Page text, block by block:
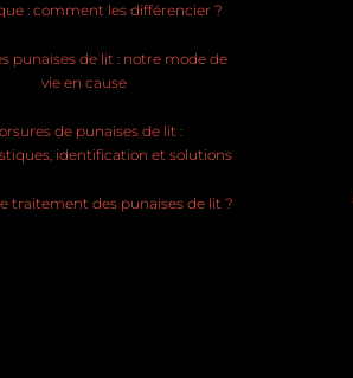
: comment les différencier ?
punaises de lit : notre mode de
vie en cause
de punaises de lit :
identification et solutions
traitement des punaises de lit ?